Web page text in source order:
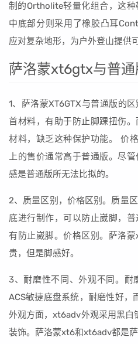
制的Ortholite轻量化组合，这种
中底部分则采用了橡胶凸耳
应对复杂地形，为户外登山提供
萨洛蒙xt6gtx与普通
1、萨洛蒙XT6GTX与普通版的
首材料，有助于防止脚踝扭伤
材料，缺乏这种保护功能。 价
上的售价通常高于普通版。尽
感是普通版所无法比拟的。
2、质量区别，价格区别。质量
底进行制作，可以防止崴脚，
有防止崴脚。价格区别。萨洛
贵，但是脚感好。
3、耐磨性不同、外观不同。耐
ACS敏捷底盘系统，耐磨性好，
外观方面，xt6adv外观采用黑白
装饰。萨洛蒙xt6和xt6adv都是萨